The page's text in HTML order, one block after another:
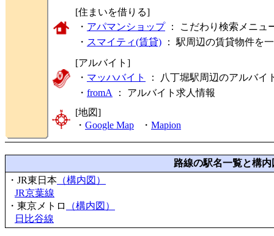
[住まいを借りる]
・ アパマンショップ： こだわり検索メニュ
・ スマイティ(賃貸) ： 駅周辺の賃貸物件を
[アルバイト]
・ マッハバイト
： 八丁堀駅周辺のアルバイ
・ fromA ： アルバイト求人情報
[地図]
・ Google Map ・ Mapion
路線の駅名一覧と構内
・JR東日本 （構内図）
JR京葉線
・東京メトロ
（構内図）
日比谷線